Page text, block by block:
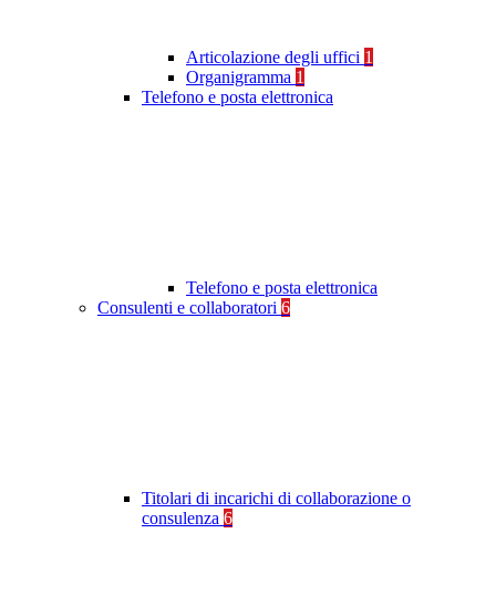
Articolazione degli uffici 1
Organigramma 1
Telefono e posta elettronica
Telefono e posta elettronica
Consulenti e collaboratori 6
Titolari di incarichi di collaborazione o
consulenza 6